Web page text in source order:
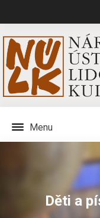
Menu
Děti a